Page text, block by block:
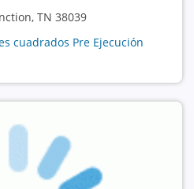
TN 38039
cuadrados Pre Ejecución